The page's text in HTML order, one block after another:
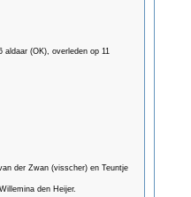
(OK), overleden op 11
der Zwan (visscher) en Teuntje
den Heijer.